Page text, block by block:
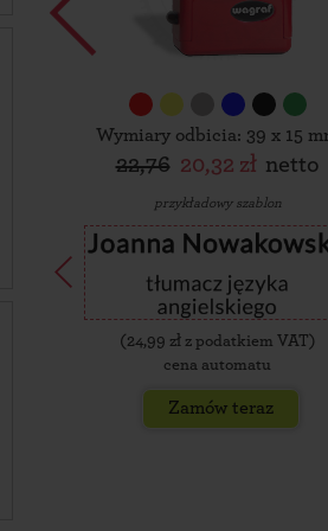
Wymiary odbicia: 39 x 15
22,76 20,32 zł netto
przykładowy szablon
( 24,99 zł z podatkiem VAT)
cena automatu
Zamów teraz